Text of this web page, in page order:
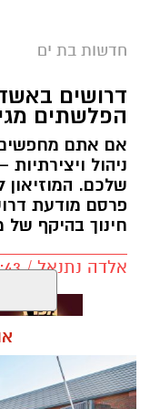
הרכוש שגנבו
עם קבלת
סיירת לביא של
בפעולות חקירה
הרכב החשוד
העבירה.
חדשות בת ים
דרושים
הפלשתים
אם אתם
ניהול
שלכם.
פרסם מודעת
חינוך בהיקף
אלדה נתנאל / 09:43 07.08.26